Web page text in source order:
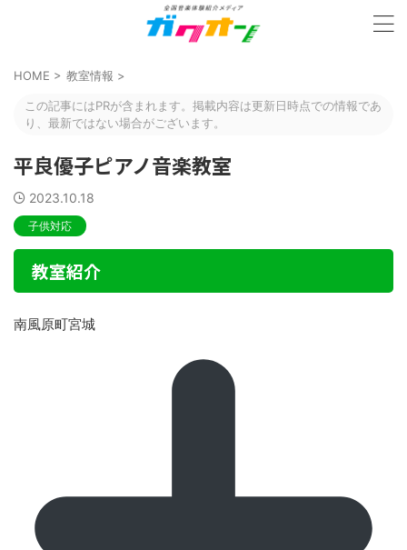
HOME > 教室情報 >
この記事にはPRが含まれます。掲載内容は更新日時点での情報であ
り、最新ではない場合がございます。
平良優子ピアノ音楽教室
2023.10.18
子供対応
教室紹介
南風原町宮城